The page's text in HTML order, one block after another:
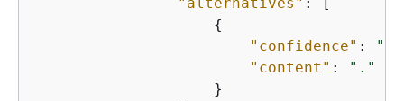
{
"confidence" :
"content" :
"."
                    }